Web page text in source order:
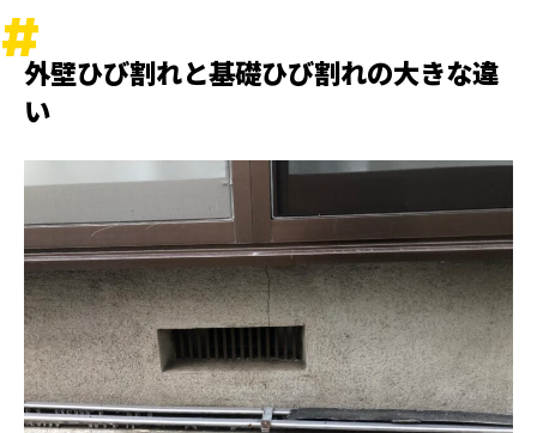
外壁ひび割れと基礎ひび割れの大きな違
い